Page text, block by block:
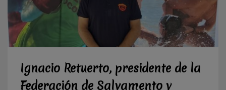
Ignacio Retuerto, presidente de la
Federación de Salvamento y